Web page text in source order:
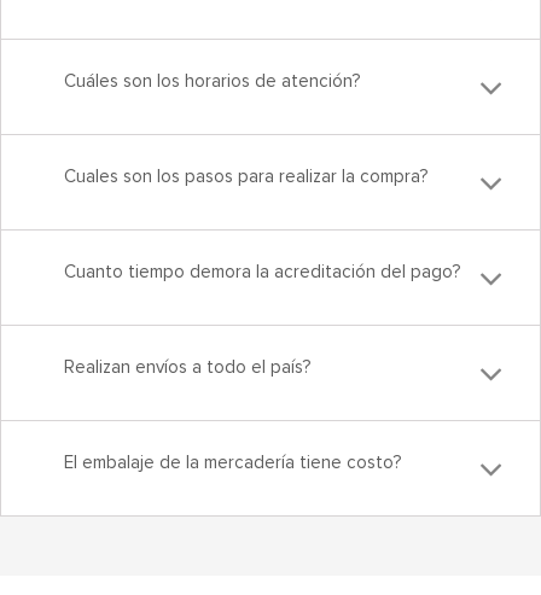
Cuáles son los horarios de atención?
Cuales son los pasos para realizar la compra?
Cuanto tiempo demora la acreditación del pago?
Realizan envíos a todo el país?
El embalaje de la mercadería tiene costo?